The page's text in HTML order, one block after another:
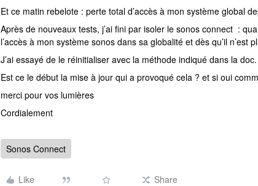
Et ce matin rebelote : perte total d’accès à mon système global
Après de nouveaux tests, j’ai fini par isoler le sonos connect :
l’accès à mon système sonos dans sa globalité et dès qu’il n’est
J’ai essayé de le réinitialiser avec la méthode indiqué dans la
Est ce le début la mise à jour qui a provoqué cela ? et si oui
merci pour vos lumières
Cordialement
Sonos Connect
Like Share